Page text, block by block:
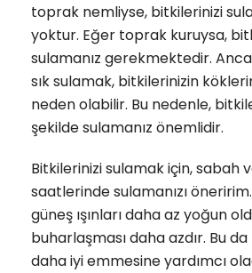
toprak nemliyse, bitkilerinizi
yoktur. Eğer toprak kuruysa,
sulamanız gerekmektedir.
sık sulamak, bitkilerinizin
neden olabilir. Bu nedenle,
şekilde sulamanız önemlidir.
Bitkilerinizi sulamak için, sabah
saatlerinde sulamanızı
güneş ışınları daha az yoğun
buharlaşması daha azdır. Bu
daha iyi emmesine yardımcı